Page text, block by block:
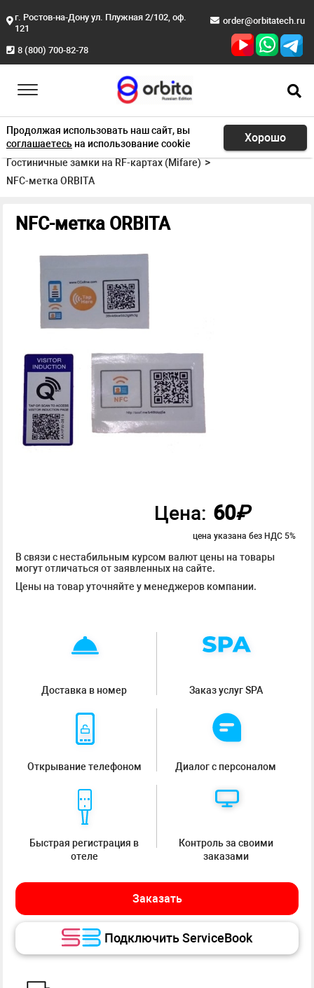
г. Ростов-на-Дону ул. Плужная 2/102, оф.
121
8 (800) 700-82-78
order@orbitatech.ru
Продолжая использовать наш сайт, вы
соглашаетесьна использование cookie Хорошо
Главная
Продукция
Гостиничные замки на RF-картах (Mifare)
NFC-метка ORBITA
NFC-метка ORBITA
Цена: 60₽
цена указана без НДС 5%
В связи с нестабильным курсом валют цены на товары
могут отличаться от заявленных на сайте.
Цены на товар уточняйте у менеджеров компании.
Доставка в номер Заказ услуг SPA
Открывание телефоном Диалог с персоналом
Быстрая регистрация в
отеле
Контроль за своими
заказами
Заказать
Подключить ServiceBook